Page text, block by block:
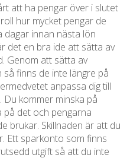
att ha pengar över i slutet
hur mycket pengar de
dagar innan nästa lön
det en bra ide att sätta av
Genom att sätta av
finns de inte längre på
anpassa dig till
kommer minska på
på det och pengarna
brukar. Skillnaden är att du
Ett sparkonto som finns
utgift så att du inte